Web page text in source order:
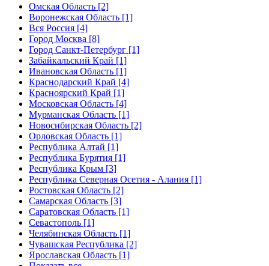
Омская Область [2]
Воронежская Область [1]
Вся Россия [4]
Город Москва [8]
Город Санкт-Петербург [1]
Забайкальский Край [1]
Ивановская Область [1]
Краснодарский Край [4]
Красноярский Край [1]
Московская Область [4]
Мурманская Область [1]
Новосибирская Область [2]
Орловская Область [1]
Республика Алтай [1]
Республика Бурятия [1]
Республика Крым [3]
Республика Северная Осетия - Алания [1]
Ростовская Область [2]
Самарская Область [3]
Саратовская Область [1]
Севастополь [1]
Челябинская Область [1]
Чувашская Республика [2]
Ярославская Область [1]